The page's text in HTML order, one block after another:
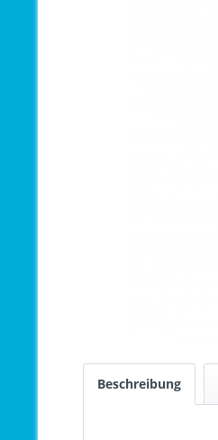
Beschreibung